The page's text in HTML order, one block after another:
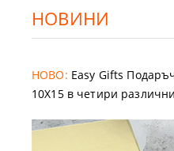
НОВИНИ
НОВО: Easy Gifts
10X15 в четири